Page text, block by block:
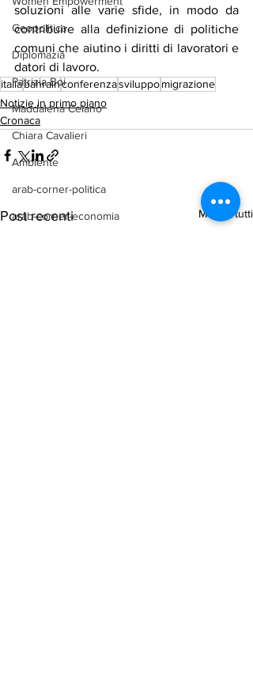
Geopolitica
Diplomazia
Patrizia Boi
Maddalena Celano
Chiara Cavalieri
Ambiente
arab-corner-politica
arab-corner-economia
soluzioni alle varie sfide, in modo da
contribuire alla definizione di politiche
comuni che aiutino i diritti di lavoratori e
datori di lavoro.
italiabahrainconferenzasviluppomigrazione
Notizie in primo piano
Cronaca
Post recenti Mostra tutti